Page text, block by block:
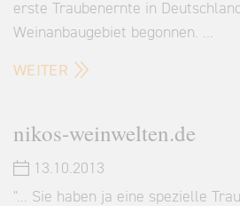
erste Traubenernte in
Weinanbaugebiet begonnen. …
WEITER
nikos-weinwelten.de
13.10.2013
"... Sie haben ja eine spezielle